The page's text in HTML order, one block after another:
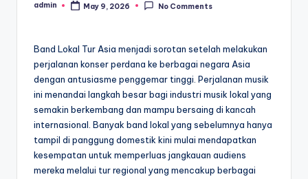
Posted
admin May 9, 2026 No Comments
Band Lokal Tur Asia menjadi sorotan setelah melakukan
perjalanan konser perdana ke berbagai negara Asia
dengan antusiasme penggemar tinggi. Perjalanan musik
ini menandai langkah besar bagi industri musik lokal yang
semakin berkembang dan mampu bersaing di kancah
internasional. Banyak band lokal yang sebelumnya hanya
tampil di panggung domestik kini mulai mendapatkan
kesempatan untuk memperluas jangkauan audiens
mereka melalui tur regional yang mencakup berbagai